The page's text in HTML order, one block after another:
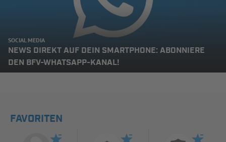
SOCIAL MEDIA
NEWS DIREKT AUF DEIN SMARTPHONE: ABONNIERE
DEN BFV-WHATSAPP-KANAL!
FAVORITEN